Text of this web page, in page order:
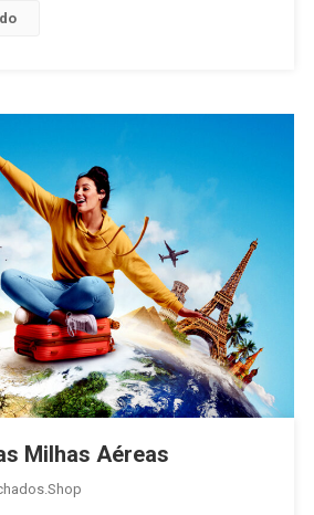
Milhas Aéreas